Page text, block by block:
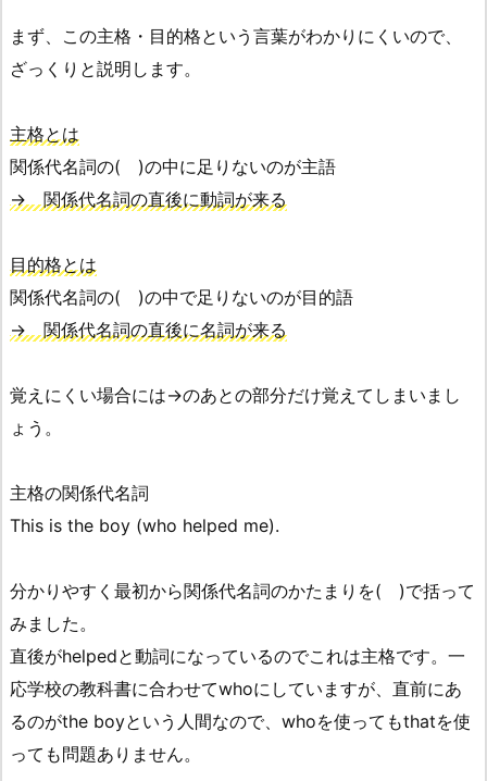
まず、この主格・目的格という言葉がわかりにくいので、
ざっくりと説明します。
主格とは
関係代名詞の( )の中に足りないのが主語
→ 関係代名詞の直後に動詞が来る
目的格とは
関係代名詞の( )の中で足りないのが目的語
→ 関係代名詞の直後に名詞が来る
覚えにくい場合には→のあとの部分だけ覚えてしまいまし
ょう。
主格の関係代名詞
This is the boy (who helped me).
分かりやすく最初から関係代名詞のかたまりを( )で括って
みました。
直後がhelpedと動詞になっているのでこれは主格です。一
応学校の教科書に合わせてwhoにしていますが、直前にあ
るのがthe boyという人間なので、whoを使ってもthatを使
っても問題ありません。